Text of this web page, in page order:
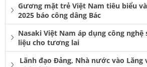
Gương mặt trẻ Việt Nam tiêu biểu
2025 báo công dâng Bác
Nasaki Việt Nam áp dụng công
liệu cho tương lai
Lãnh đạo Đảng, Nhà nước vào Lăng